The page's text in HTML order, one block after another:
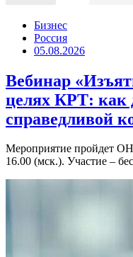
Бизнес
Россия
05.08.2026
Вебинар
целях КРТ: как
справедливой
Мероприятие пройдет
16.00 (мск.). Участие –